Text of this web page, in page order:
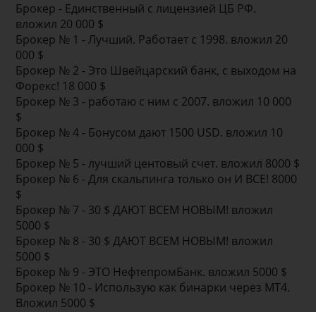
Брокер - Единственный с лицензией ЦБ РФ.
вложил 20 000 $
Брокер № 1 - Лучший. Работает с 1998. вложил 20
000 $
Брокер № 2 - Это Швейцарский банк, с выходом на
Форекс! 18 000 $
Брокер № 3 - работаю с ним с 2007. вложил 10 000
$
Брокер № 4 - Бонусом дают 1500 USD. вложил 10
000 $
Брокер № 5 - лучший центовый счет. вложил 8000 $
Брокер № 6 - Для скальпинга только он И ВСЕ! 8000
$
Брокер № 7 - 30 $ ДАЮТ ВСЕМ НОВЫМ! вложил
5000 $
Брокер № 8 - 30 $ ДАЮТ ВСЕМ НОВЫМ! вложил
5000 $
Брокер № 9 - ЭТО НефтепромБанк. вложил 5000 $
Брокер № 10 - Использую как бинарки через МТ4.
Вложил 5000 $